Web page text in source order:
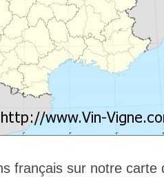
français sur notre